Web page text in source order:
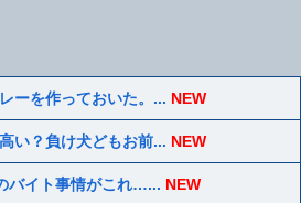
ーを作っておいた。... NEW
い？負け犬どもお前... NEW
バイト事情がこれ…... NEW